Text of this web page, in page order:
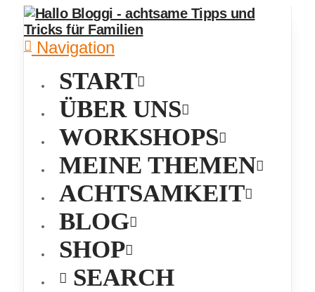
Navigation
START
ÜBER UNS
WORKSHOPS
MEINE THEMEN
ACHTSAMKEIT
BLOG
SHOP
SEARCH